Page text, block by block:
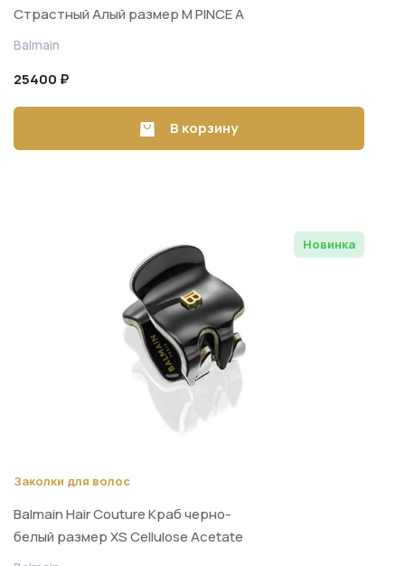
Страстный Алый размер М PINCE A
CHEVEUX MEDIUM
Balmain
25400 ₽
В корзину
Новинка
Заколки для волос
Balmain Hair Couture Краб черно-
белый размер XS Cellulose Acetate
Pince a Cheveux Extra Small